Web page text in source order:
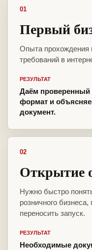
01
Первый
Опыта прохождения
требований в
РЕЗУЛЬТАТ
Даём проверенный
формат и
документ.
02
Открытие
Нужно быстро
розничного бизнеса,
переносить запуск.
РЕЗУЛЬТАТ
Необходимые